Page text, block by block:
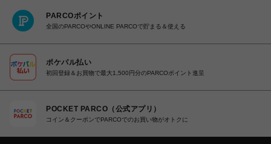
PARCOポイント
全国のPARCOやONLINE PARCOで貯まる＆使える
ポケパル払い
初回登録＆お買物で最大1,500円分のPARCOポイント進呈
POCKET PARCO（公式アプリ）
コイン＆クーポンでPARCOでのお買い物がオトクに